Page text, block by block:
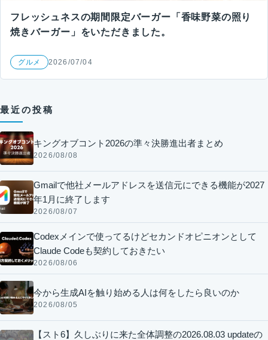
フレッシュネスの期間限定バーガー「香味野菜の照り
焼きバーガー」をいただきました。
グルメ 2026/07/04
最近の投稿
キングオブコント2026の準々決勝進出者まとめ
2026/08/08
Gmailで他社メールアドレスを送信元にできる機能が2027
年1月に終了します
2026/08/07
Codexメインで使ってるけどセカンドオピニオンとして
Claude Codeも契約しておきたい
2026/08/06
今から生成AIを触り始める人は何をしたら良いのか
2026/08/05
【スト6】久しぶりに来た全体調整の2026.08.03 updateの